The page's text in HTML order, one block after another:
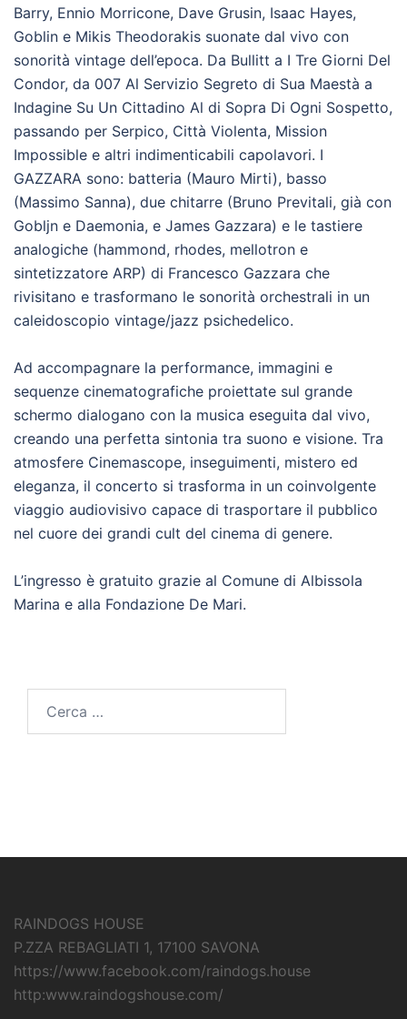
Barry, Ennio Morricone, Dave Grusin, Isaac Hayes,
Goblin e Mikis Theodorakis suonate dal vivo con
sonorità vintage dell’epoca. Da Bullitt a I Tre Giorni Del
Condor, da 007 Al Servizio Segreto di Sua Maestà a
Indagine Su Un Cittadino Al di Sopra Di Ogni Sospetto,
passando per Serpico, Città Violenta, Mission
Impossible e altri indimenticabili capolavori. I
GAZZARA sono: batteria (Mauro Mirti), basso
(Massimo Sanna), due chitarre (Bruno Previtali, già con
Gobljn e Daemonia, e James Gazzara) e le tastiere
analogiche (hammond, rhodes, mellotron e
sintetizzatore ARP) di Francesco Gazzara che
rivisitano e trasformano le sonorità orchestrali in un
caleidoscopio vintage/jazz psichedelico.
Ad accompagnare la performance, immagini e
sequenze cinematografiche proiettate sul grande
schermo dialogano con la musica eseguita dal vivo,
creando una perfetta sintonia tra suono e visione. Tra
atmosfere Cinemascope, inseguimenti, mistero ed
eleganza, il concerto si trasforma in un coinvolgente
viaggio audiovisivo capace di trasportare il pubblico
nel cuore dei grandi cult del cinema di genere.
L’ingresso è gratuito grazie al Comune di Albissola
Marina e alla Fondazione De Mari.
RAINDOGS HOUSE
P.ZZA REBAGLIATI 1, 17100 SAVONA
https://www.facebook.com/raindogs.house
http:www.raindogshouse.com/